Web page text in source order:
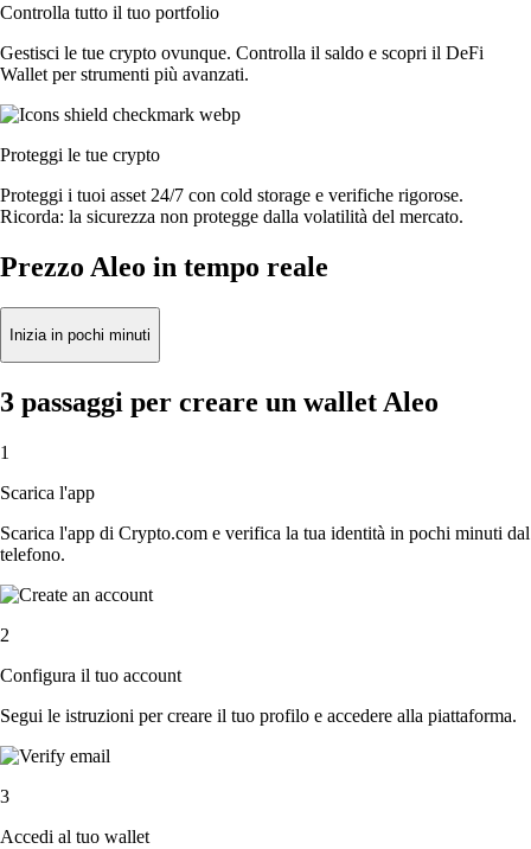
Controlla tutto il tuo portfolio
Gestisci le tue crypto ovunque. Controlla il saldo e scopri il DeFi
Wallet per strumenti più avanzati.
Proteggi le tue crypto
Proteggi i tuoi asset 24/7 con cold storage e verifiche rigorose.
Ricorda: la sicurezza non protegge dalla volatilità del mercato.
Prezzo Aleo in tempo reale
Inizia in pochi minuti
3 passaggi per creare un wallet Aleo
1
Scarica l'app
Scarica l'app di Crypto.com e verifica la tua identità in pochi minuti dal
telefono.
2
Configura il tuo account
Segui le istruzioni per creare il tuo profilo e accedere alla piattaforma.
3
Accedi al tuo wallet